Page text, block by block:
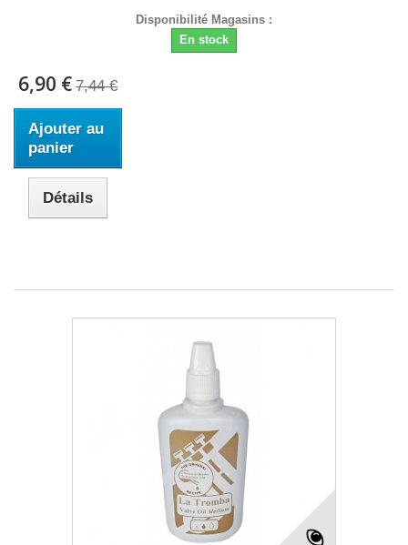
Disponibilité Magasins :
En stock
6,90 € 7,44 €
Ajouter au
panier
Détails